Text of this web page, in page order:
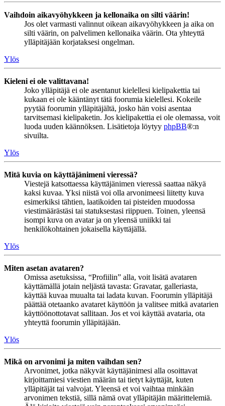
Vaihdoin aikavyöhykkeen ja kellonaika on silti väärin!
Jos olet varmasti valinnut oikean aikavyöhykkeen ja aika on
silti väärin, on palvelimen kellonaika väärin. Ota yhteyttä
ylläpitäjään korjataksesi ongelman.
Ylös
Kieleni ei ole valittavana!
Joko ylläpitäjä ei ole asentanut kielellesi kielipakettia tai
kukaan ei ole kääntänyt tätä foorumia kielellesi. Kokeile
pyytää foorumin ylläpitäjältä, josko hän voisi asentaa
tarvitsemasi kielipaketin. Jos kielipakettia ei ole olemassa, voit
luoda uuden käännöksen. Lisätietoja löytyy phpBB®:n
sivuilta.
Ylös
Mitä kuvia on käyttäjänimeni vieressä?
Viestejä katsottaessa käyttäjänimen vieressä saattaa näkyä
kaksi kuvaa. Yksi niistä voi olla arvonimeesi liitetty kuva
esimerkiksi tähtien, laatikoiden tai pisteiden muodossa
viestimäärästäsi tai statuksestasi riippuen. Toinen, yleensä
isompi kuva on avatar ja on yleensä uniikki tai
henkilökohtainen jokaisella käyttäjällä.
Ylös
Miten asetan avataren?
Omissa asetuksissa, “Profiilin” alla, voit lisätä avataren
käyttämällä jotain neljästä tavasta: Gravatar, galleriasta,
käyttää kuvaa muualta tai ladata kuvan. Foorumin ylläpitäjä
päättää otetaanko avataret käyttöön ja valitsee mitkä avatarien
käyttöönottotavat sallitaan. Jos et voi käyttää avataria, ota
yhteyttä foorumin ylläpitäjään.
Ylös
Mikä on arvonimi ja miten vaihdan sen?
Arvonimet, jotka näkyvät käyttäjänimesi alla osoittavat
kirjoittamiesi viestien määrän tai tietyt käyttäjät, kuten
ylläpitäjät tai valvojat. Yleensä et voi vaihtaa minkään
arvonimen tekstiä, sillä nämä ovat ylläpitäjän määrittelemiä.